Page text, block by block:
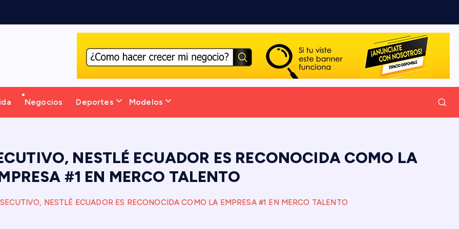
Negocios Deportes Modelos
NESTLÉ ECUADOR ES RECONOCIDA COMO LA
#1 EN MERCO TALENTO
NESTLÉ ECUADOR ES RECONOCIDA COMO LA EMPRESA #1 EN MERCO TALENTO